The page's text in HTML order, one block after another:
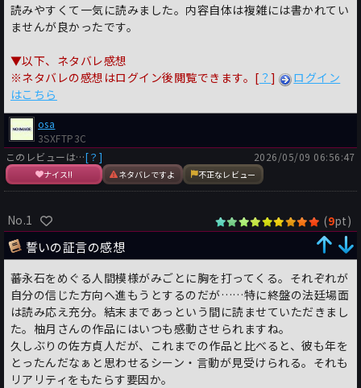
読みやすくて一気に読みました。内容自体は複雑には書かれてい
ませんが良かったです。
▼以下、ネタバレ感想
※ネタバレの感想はログイン後閲覧できます。[ ？ ]
ログイン
はこちら
osa
3SXFTP3C
このレビューは…[？]
ナイス!! ネタバレですよ 不正なレビュー
2026/05/09 06:56:47
No.1 (9pt)
誓いの証言の感想
蕃永石をめぐる人間模様がみごとに胸を打ってくる。それぞれが
自分の信じた方向へ進もうとするのだが……特に終盤の法廷場面
は読み応え充分。結末まであっという間に読ませていただきまし
た。柚月さんの作品にはいつも感動させられますね。
久しぶりの佐方貞人だが、これまでの作品と比べると、彼も年を
とったんだなぁと思わせるシーン・言動が見受けられる。それも
リアリティをもたらす要因か。